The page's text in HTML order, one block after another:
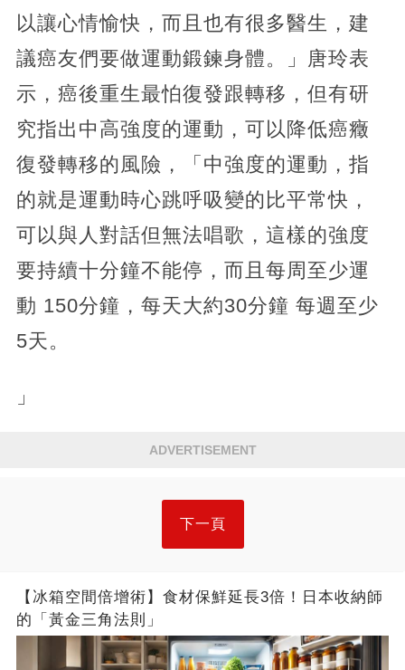
以讓心情愉快，而且也有很多醫生，建
議癌友們要做運動鍛鍊身體。」唐玲表
示，癌後重生最怕復發跟轉移，但有研
究指出中高強度的運動，可以降低癌癥
復發轉移的風險，「中強度的運動，指
的就是運動時心跳呼吸變的比平常快，
可以與人對話但無法唱歌，這樣的強度
要持續十分鐘不能停，而且每周至少運
動 150分鐘，每天大約30分鐘 每週至少
5天。
」
ADVERTISEMENT
下一頁
【冰箱空間倍增術】食材保鮮延長3倍！日本收納師
的「黃金三角法則」